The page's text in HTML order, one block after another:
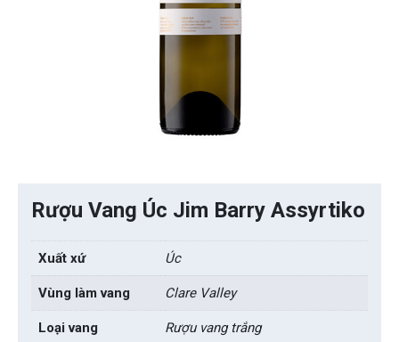
Rượu Vang Úc Jim Barry Assyrtiko
Xuất xứ Úc
Vùng làm vang Clare Valley
Loại vang Rượu vang trắng